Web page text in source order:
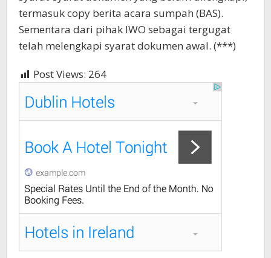
termasuk copy berita acara sumpah (BAS).
Sementara dari pihak IWO sebagai tergugat
telah melengkapi syarat dokumen awal. (***)
Post Views: 264